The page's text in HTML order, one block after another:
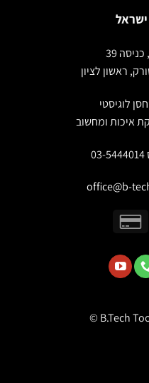
לציון
©